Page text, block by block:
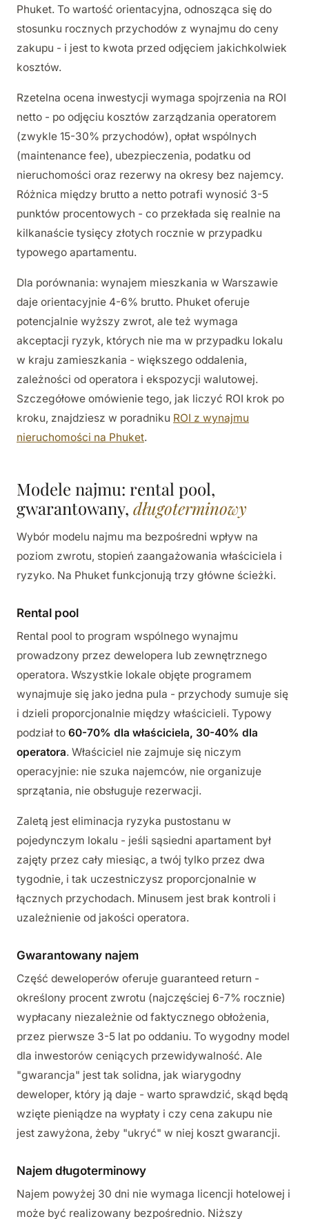
Phuket. To wartość orientacyjna, odnosząca się do
stosunku rocznych przychodów z wynajmu do ceny
zakupu - i jest to kwota przed odjęciem jakichkolwiek
kosztów.
Rzetelna ocena inwestycji wymaga spojrzenia na ROI
netto - po odjęciu kosztów zarządzania operatorem
(zwykle 15-30% przychodów), opłat wspólnych
(maintenance fee), ubezpieczenia, podatku od
nieruchomości oraz rezerwy na okresy bez najemcy.
Różnica między brutto a netto potrafi wynosić 3-5
punktów procentowych - co przekłada się realnie na
kilkanaście tysięcy złotych rocznie w przypadku
typowego apartamentu.
Dla porównania: wynajem mieszkania w Warszawie
daje orientacyjnie 4-6% brutto. Phuket oferuje
potencjalnie wyższy zwrot, ale też wymaga
akceptacji ryzyk, których nie ma w przypadku lokalu
w kraju zamieszkania - większego oddalenia,
zależności od operatora i ekspozycji walutowej.
Szczegółowe omówienie tego, jak liczyć ROI krok po
kroku, znajdziesz w poradniku ROI z wynajmu
nieruchomości na Phuket.
Modele najmu: rental pool,
gwarantowany, długoterminowy
Wybór modelu najmu ma bezpośredni wpływ na
poziom zwrotu, stopień zaangażowania właściciela i
ryzyko. Na Phuket funkcjonują trzy główne ścieżki.
Rental pool
Rental pool to program wspólnego wynajmu
prowadzony przez dewelopera lub zewnętrznego
operatora. Wszystkie lokale objęte programem
wynajmuje się jako jedna pula - przychody sumuje się
i dzieli proporcjonalnie między właścicieli. Typowy
podział to 60-70% dla właściciela, 30-40% dla
operatora. Właściciel nie zajmuje się niczym
operacyjnie: nie szuka najemców, nie organizuje
sprzątania, nie obsługuje rezerwacji.
Zaletą jest eliminacja ryzyka pustostanu w
pojedynczym lokalu - jeśli sąsiedni apartament był
zajęty przez cały miesiąc, a twój tylko przez dwa
tygodnie, i tak uczestniczysz proporcjonalnie w
łącznych przychodach. Minusem jest brak kontroli i
uzależnienie od jakości operatora.
Gwarantowany najem
Część deweloperów oferuje guaranteed return -
określony procent zwrotu (najczęściej 6-7% rocznie)
wypłacany niezależnie od faktycznego obłożenia,
przez pierwsze 3-5 lat po oddaniu. To wygodny model
dla inwestorów ceniących przewidywalność. Ale
"gwarancja" jest tak solidna, jak wiarygodny
deweloper, który ją daje - warto sprawdzić, skąd będą
wzięte pieniądze na wypłaty i czy cena zakupu nie
jest zawyżona, żeby "ukryć" w niej koszt gwarancji.
Najem długoterminowy
Najem powyżej 30 dni nie wymaga licencji hotelowej i
może być realizowany bezpośrednio. Niższy